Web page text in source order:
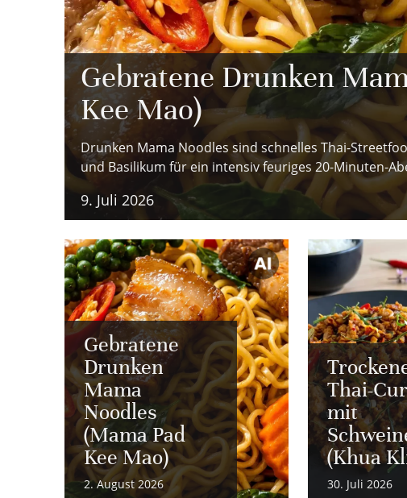
Gebratene Drunken
Kee Mao)
Drunken Mama Noodles sind schnelles Thai-
und Basilikum für ein intensiv feuriges 20-Minuten-
9. Juli 2026
Gebratene
Drunken
Mama
Noodles
(Mama Pad
Kee Mao)
2. August 2026
Thai-
mit
(Khua
30. Juli 2026